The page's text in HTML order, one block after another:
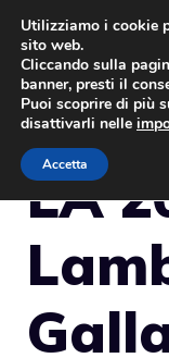
Vai
contenuto
LA
Utilizziamo i cookie
sito web.
Cliccando sulla
banner, presti il
Puoi scoprire di più
disattivarli nelle
Accetta